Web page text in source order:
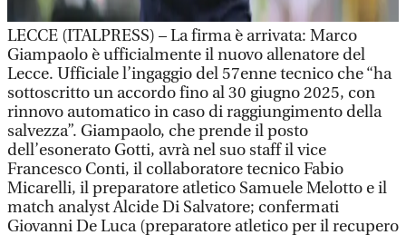
LECCE (ITALPRESS) – La firma è arrivata: Marco
Giampaolo è ufficialmente il nuovo allenatore del
Lecce. Ufficiale l’ingaggio del 57enne tecnico che “ha
sottoscritto un accordo fino al 30 giugno 2025, con
rinnovo automatico in caso di raggiungimento della
salvezza”. Giampaolo, che prende il posto
dell’esonerato Gotti, avrà nel suo staff il vice
Francesco Conti, il collaboratore tecnico Fabio
Micarelli, il preparatore atletico Samuele Melotto e il
match analyst Alcide Di Salvatore; confermati
Giovanni De Luca (preparatore atletico per il recupero